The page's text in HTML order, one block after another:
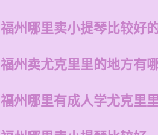
福州哪里卖小提琴比较好
福州卖尤克里里的地方有
福州哪里有成人学尤克里